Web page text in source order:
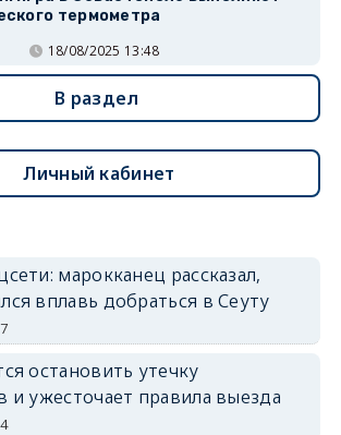
термометра
18/08/2025 13:48
В раздел
Личный кабинет
марокканец рассказал,
вплавь добраться в Сеуту
остановить утечку
и ужесточает правила выезда